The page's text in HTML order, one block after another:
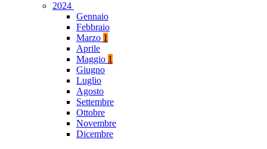
2024
Gennaio
Febbraio
Marzo 1
Aprile
Maggio 1
Giugno
Luglio
Agosto
Settembre
Ottobre
Novembre
Dicembre